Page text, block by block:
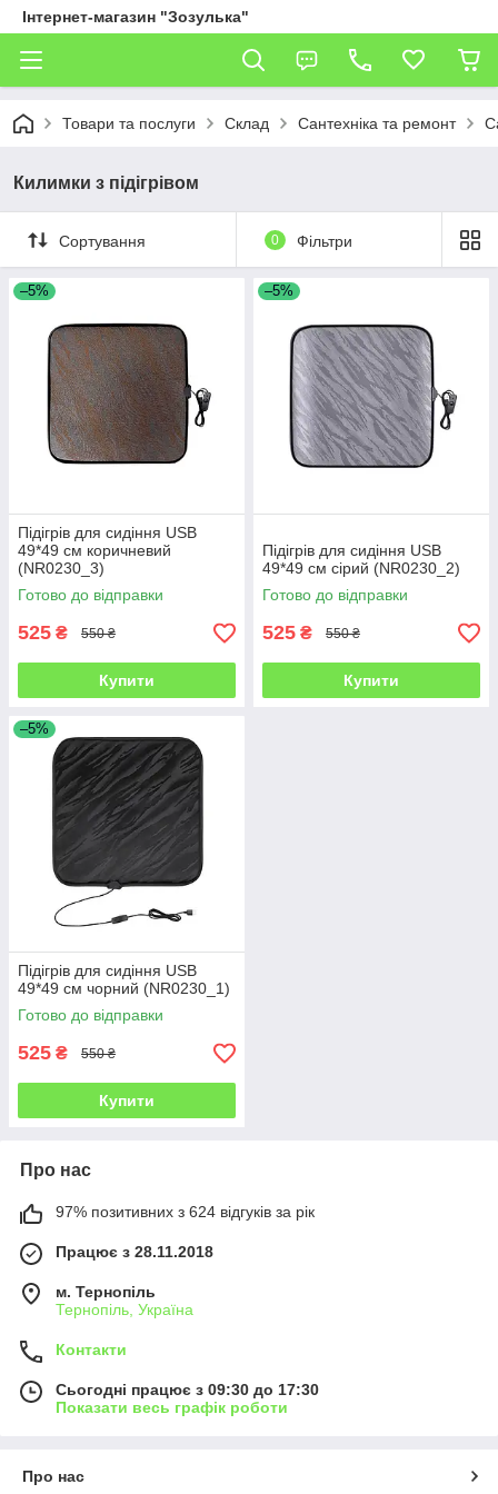
Інтернет-магазин "Зозулька"
Товари та послуги Склад Сантехніка та ремонт
Килимки з підігрівом
Сортування 0 Фільтри
–5%
Підігрів для сидіння USB
49*49 см коричневий
(NR0230_3)
Готово до відправки
525 ₴ 550 ₴
Купити
–5%
Підігрів для сидіння USB
49*49 см сірий (NR0230_2)
Готово до відправки
525 ₴ 550 ₴
Купити
–5%
Підігрів для сидіння USB
49*49 см чорний (NR0230_1)
Готово до відправки
525 ₴ 550 ₴
Купити
Про нас
97% позитивних з 624 відгуків за рік
Працює з 28.11.2018
м. Тернопіль
Тернопіль, Україна
Контакти
Сьогодні працює з 09:30 до 17:30
Показати весь графік роботи
Про нас